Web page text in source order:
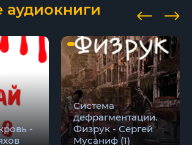
-
Система
дефрагментации.
Физрук - Сергей
Мусаниф (1)